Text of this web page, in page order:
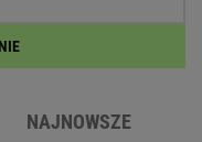
NAJNOWSZE